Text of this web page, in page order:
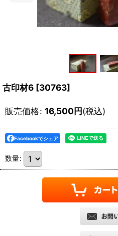
古印材6 [30763]
販売価格: 16,500円(税込)
Facebookでシェア
数量: